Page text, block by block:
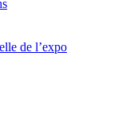
de l’expo